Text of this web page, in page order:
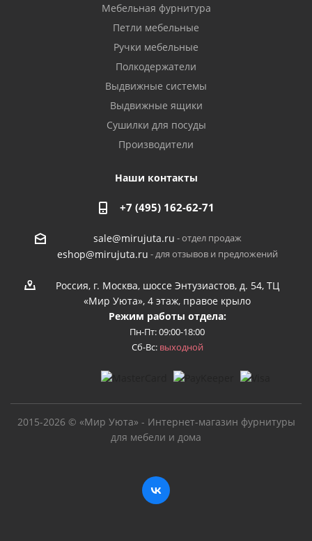
Мебельная фурнитура
Петли мебельные
Ручки мебельные
Полкодержатели
Выдвижные системы
Выдвижные ящики
Сушилки для посуды
Производители
Наши контакты
+7 (495) 162-62-71
sale@mirujuta.ru - отдел продаж
eshop@mirujuta.ru - для отзывов и предложений
Россия, г. Москва, шоссе Энтузиастов, д. 54, ТЦ
«Мир Уюта», 4 этаж, правое крыло
Режим работы отдела:
Пн-Пт: 09:00-18:00
Сб-Вс: выходной
2015-2026 © «Мир Уюта» - Интернет-магазин фурнитуры
для мебели и дома